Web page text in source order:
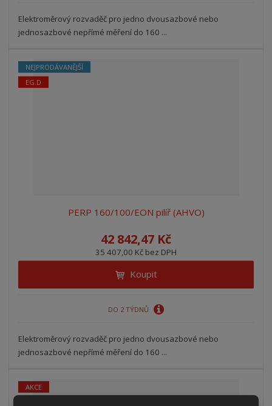
Elektroměrový rozvaděč pro jedno dvousazbové nebo
jednosazbové nepřímé měření do 160 ...
NEJPRODÁVANĚJŠÍ
EG.D
PERP 160/100/EON pilíř (AHVO)
42 842,47 Kč
35 407,00 Kč bez DPH
Koupit
DO 2 TÝDNŮ
Elektroměrový rozvaděč pro jedno dvousazbové nebo
jednosazbové nepřímé měření do 160 ...
AKCE